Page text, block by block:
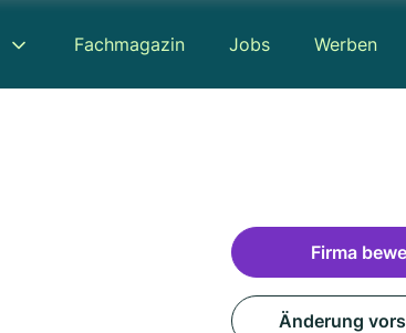
Fachmagazin Jobs Werben
Firma
Änderung